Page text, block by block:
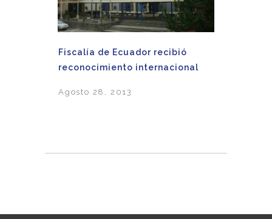
Fiscalía de Ecuador recibió
reconocimiento internacional
Agosto 28, 2013